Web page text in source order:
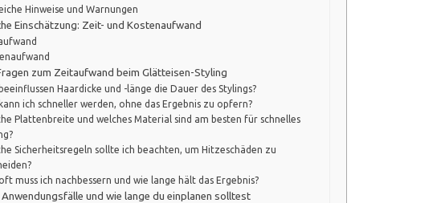
Hinweise und Warnungen
Einschätzung: Zeit- und Kostenaufwand
zum Zeitaufwand beim Glätteisen-Styling
Haardicke und -länge die Dauer des Stylings?
ich schneller werden, ohne das Ergebnis zu opfern?
Plattenbreite und welches Material sind am besten für schnelles
Sicherheitsregeln sollte ich beachten, um Hitzeschäden zu
muss ich nachbessern und wie lange hält das Ergebnis?
und wie lange du einplanen solltest